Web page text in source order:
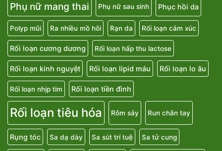
Phụ nữ mang thai Phụ nữ sau sinh Phục hồi da
Polyp mũi Ra nhiều mồ hôi Rạn da Rối loạn cảm xúc
Rối loạn cương dương Rối loạn hấp thu lactose
Rối loạn kinh nguyệt Rối loạn lipid máu Rối loạn lo âu
Rối loạn nhịp tim Rối loạn tiền đình
Rối loạn tiêu hóa Rôm sảy Run chân tay
Rụng tóc Sa dạ dày Sa sút trí tuệ Sa tử cung